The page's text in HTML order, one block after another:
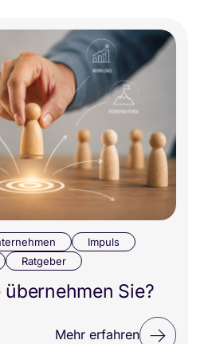
Impuls
Ratgeber
Sie?
Mehr erfahren